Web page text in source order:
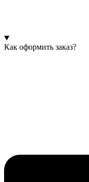
Как оформить заказ?